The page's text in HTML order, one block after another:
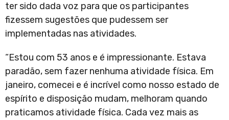
ter sido dada voz para que os participantes
fizessem sugestões que pudessem ser
implementadas nas atividades.
“Estou com 53 anos e é impressionante. Estava
paradão, sem fazer nenhuma atividade física. Em
janeiro, comecei e é incrível como nosso estado de
espírito e disposição mudam, melhoram quando
praticamos atividade física. Cada vez mais as